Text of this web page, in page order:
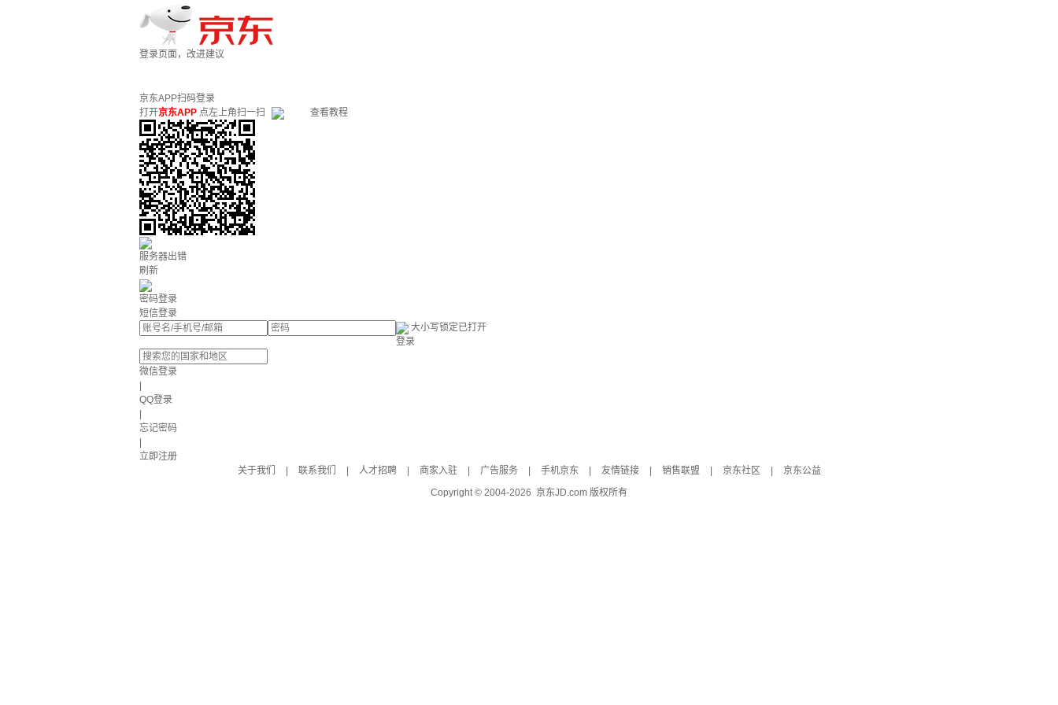
登录页面，改进建议
京东APP扫码登录
打开京东APP 点左上角扫一扫 查看教程
服务器出错
刷新
密码登录
短信登录
大小写锁定已打开
登录
微信登录
QQ登录
忘记密码
立即注册
关于我们
联系我们 人才招聘 商家入驻 广告服务 手机京东 友情链接 销售联盟 京东社区
京东公益
Copyright © 2004-2026 京东JD.com 版权所有